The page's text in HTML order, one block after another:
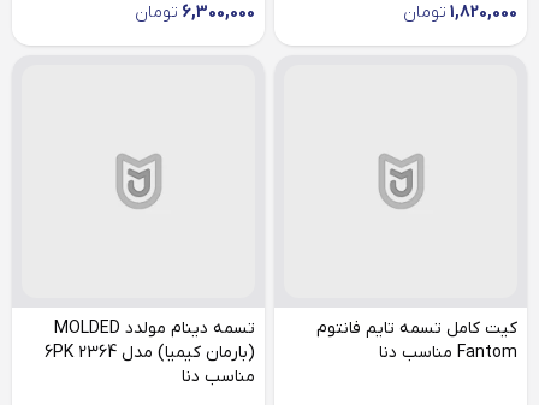
1,820,000 تومان 6,300,000 تومان
کیت کامل تسمه تایم فانتوم
Fantom مناسب دنا
تسمه دینام مولدد MOLDED
(بارمان کیمیا) مدل 6PK 2364
مناسب دنا